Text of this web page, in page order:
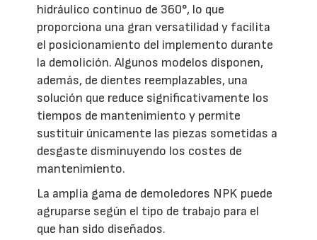
hidráulico continuo de 360°, lo que
proporciona una gran versatilidad y facilita
el posicionamiento del implemento durante
la demolición. Algunos modelos disponen,
además, de dientes reemplazables, una
solución que reduce significativamente los
tiempos de mantenimiento y permite
sustituir únicamente las piezas sometidas a
desgaste disminuyendo los costes de
mantenimiento.
La amplia gama de demoledores NPK puede
agruparse según el tipo de trabajo para el
que han sido diseñados.